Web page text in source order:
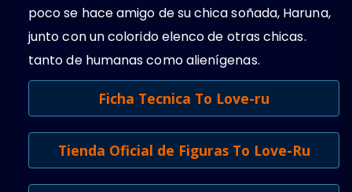
poco se hace amigo de su chica soñada, Haruna,
junto con un colorido elenco de otras chicas.
tanto de humanas como alienígenas.
Ficha Tecnica To Love-ru
Tienda Oficial de Figuras To Love-Ru